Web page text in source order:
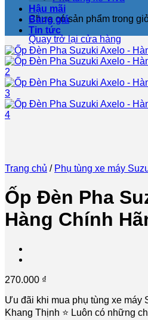
Chưa có sản phẩm trong
Quay trở lại cửa hàng
Hậu mãi
Bảng giá
Tin tức
Trang chủ / Phụ tùng xe máy
Ốp Đèn Pha
Hàng Chính
270.000 ₫
Ưu đãi khi mua phụ tùng xe máy
Khang Thịnh ⭐️ Luôn có những